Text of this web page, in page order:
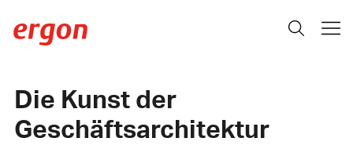
Die Kunst der
Geschäftsarchitektur